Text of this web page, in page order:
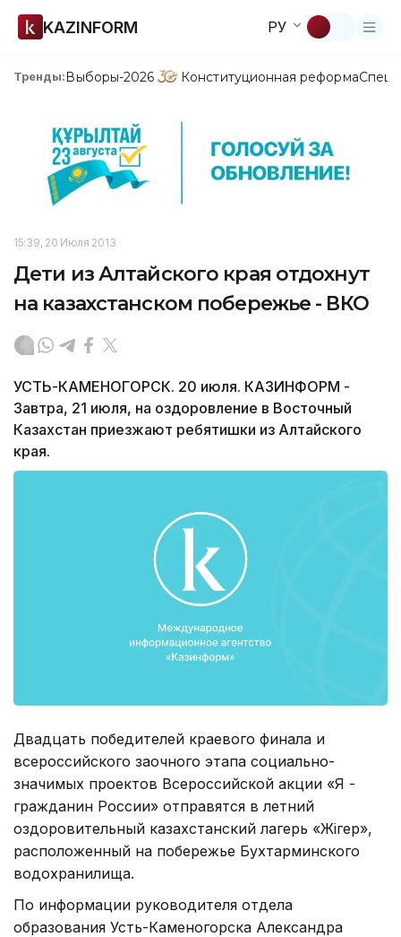
KAZINFORM РУ
Тренды:Выборы-2026 Конституционная реформа
15:39, 20 Июля 2013
Дети из Алтайского края отдохнут
на казахстанском побережье - ВКО
УСТЬ-КАМЕНОГОРСК. 20 июля. КАЗИНФОРМ -
Завтра, 21 июля, на оздоровление в Восточный
Казахстан приезжают ребятишки из Алтайского
края.
Двадцать победителей краевого финала и
всероссийского заочного этапа социально-
значимых проектов Всероссийской акции «Я -
гражданин России» отправятся в летний
оздоровительный казахстанский лагерь «Жiгер»,
расположенный на побережье Бухтарминского
водохранилища.
По информации руководителя отдела
образования Усть-Каменогорска Александра